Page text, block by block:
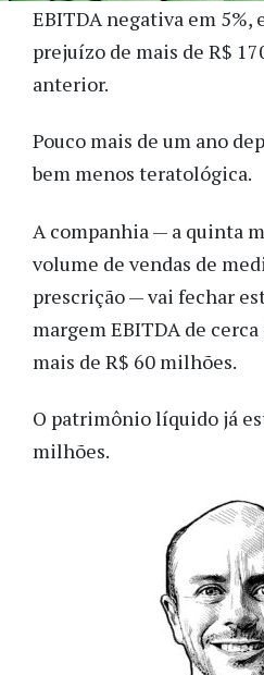
EBITDA negativa em 5%,
prejuízo de mais de R$
anterior.
Pouco mais de um ano
bem menos teratológica.
A companhia — a quinta
volume de vendas de
prescrição — vai fechar
margem EBITDA de
mais de R$ 60 milhões.
O patrimônio líquido já
milhões.